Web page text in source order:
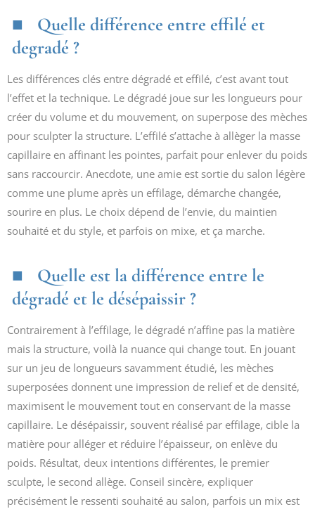
Quelle différence entre effilé et
degradé ?
Les différences clés entre dégradé et effilé, c’est avant tout
l’effet et la technique. Le dégradé joue sur les longueurs pour
créer du volume et du mouvement, on superpose des mèches
pour sculpter la structure. L’effilé s’attache à allèger la masse
capillaire en affinant les pointes, parfait pour enlever du poids
sans raccourcir. Anecdote, une amie est sortie du salon légère
comme une plume après un effilage, démarche changée,
sourire en plus. Le choix dépend de l’envie, du maintien
souhaité et du style, et parfois on mixe, et ça marche.
Quelle est la différence entre le
dégradé et le désépaissir ?
Contrairement à l’effilage, le dégradé n’affine pas la matière
mais la structure, voilà la nuance qui change tout. En jouant
sur un jeu de longueurs savamment étudié, les mèches
superposées donnent une impression de relief et de densité,
maximisent le mouvement tout en conservant de la masse
capillaire. Le désépaissir, souvent réalisé par effilage, cible la
matière pour alléger et réduire l’épaisseur, on enlève du
poids. Résultat, deux intentions différentes, le premier
sculpte, le second allège. Conseil sincère, expliquer
précisément le ressenti souhaité au salon, parfois un mix est